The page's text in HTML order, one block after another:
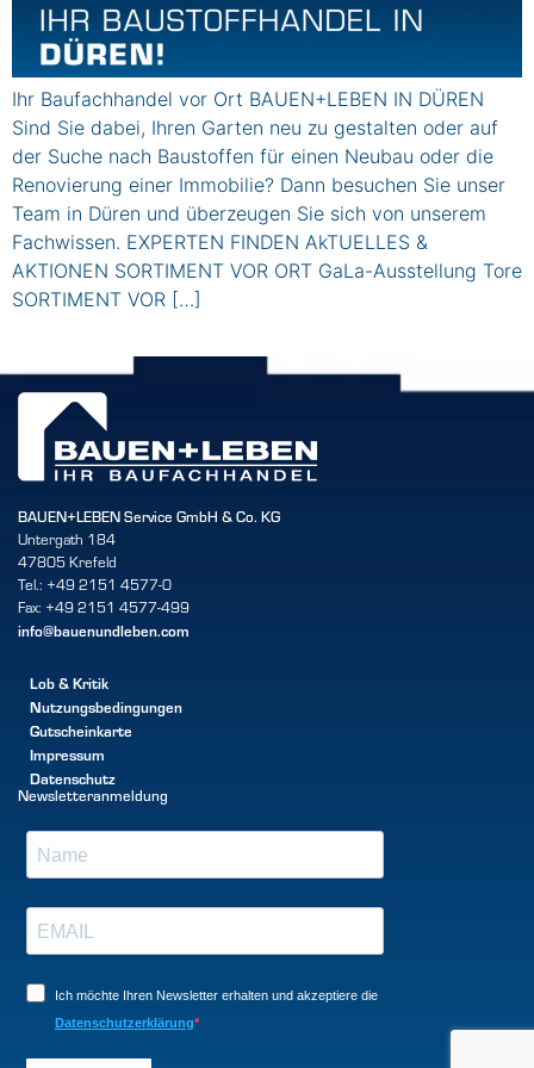
Ihr Baufachhandel vor Ort BAUEN+LEBEN IN DÜREN
Sind Sie dabei, Ihren Garten neu zu gestalten oder auf
der Suche nach Baustoffen für einen Neubau oder die
Renovierung einer Immobilie? Dann besuchen Sie unser
Team in Düren und überzeugen Sie sich von unserem
Fachwissen. EXPERTEN FINDEN AkTUELLES &
AKTIONEN SORTIMENT VOR ORT GaLa-Ausstellung Tore
SORTIMENT VOR […]
BAUEN+LEBEN Service GmbH & Co. KG
Untergath 184
47805 Krefeld
Tel.: +49 2151 4577-0
Fax: +49 2151 4577-499
info@bauenundleben.com
Lob & Kritik
Nutzungsbedingungen
Gutscheinkarte
Impressum
Datenschutz
Newsletteranmeldung
Ich möchte Ihren Newsletter erhalten und akzeptiere die
Datenschutzerklärung